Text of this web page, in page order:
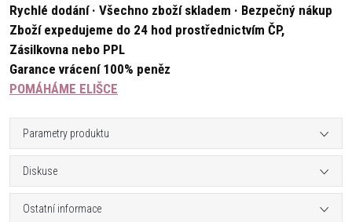
Rychlé dodání · Všechno zboží skladem · Bezpečný nákup
Zboží expedujeme do 24 hod prostřednictvím ČP,
Zásilkovna nebo PPL
Garance vrácení 100% peněz
POMÁHÁME ELIŠCE
Parametry produktu
Diskuse
Ostatní informace